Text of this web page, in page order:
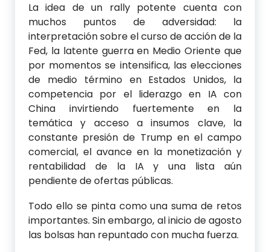
La idea de un rally potente cuenta con
muchos puntos de adversidad: la
interpretación sobre el curso de acción de la
Fed, la latente guerra en Medio Oriente que
por momentos se intensifica, las elecciones
de medio término en Estados Unidos, la
competencia por el liderazgo en IA con
China invirtiendo fuertemente en la
temática y acceso a insumos clave, la
constante presión de Trump en el campo
comercial, el avance en la monetización y
rentabilidad de la IA y una lista aún
pendiente de ofertas públicas.
Todo ello se pinta como una suma de retos
importantes. Sin embargo, al inicio de agosto
las bolsas han repuntado con mucha fuerza.